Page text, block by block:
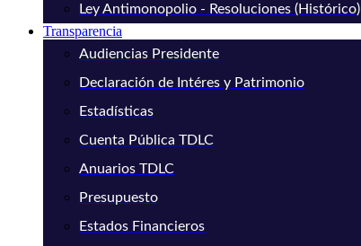
Ley Antimonopolio - Resoluciones (Histórico)
Transparencia
Audiencias Presidente
Declaración de Intéres y Patrimonio
Estadísticas
Cuenta Pública TDLC
Anuarios TDLC
Presupuesto
Estados Financieros